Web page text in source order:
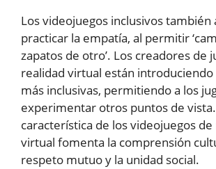
Los videojuegos inclusivos también
practicar la empatía, al permitir
zapatos de otro’. Los creadores de
realidad virtual están
más inclusivas, permitiendo a los
experimentar otros puntos de vista.
característica de los videojuegos de
virtual fomenta la comprensión
respeto mutuo y la unidad social.